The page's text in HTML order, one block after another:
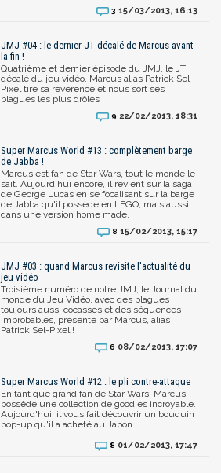
3 15/03/2013, 16:13
JMJ #04 : le dernier JT décalé de Marcus avant
la fin !
Quatrième et dernier épisode du JMJ, le JT
décalé du jeu vidéo. Marcus alias Patrick Sel-
Pixel tire sa révérence et nous sort ses
blagues les plus drôles !
9 22/02/2013, 18:31
Super Marcus World #13 : complètement barge
de Jabba !
Marcus est fan de Star Wars, tout le monde le
sait. Aujourd'hui encore, il revient sur la saga
de George Lucas en se focalisant sur la barge
de Jabba qu'il possède en LEGO, mais aussi
dans une version home made.
8 15/02/2013, 15:17
JMJ #03 : quand Marcus revisite l'actualité du
jeu vidéo
Troisième numéro de notre JMJ, le Journal du
monde du Jeu Vidéo, avec des blagues
toujours aussi cocasses et des séquences
improbables, présenté par Marcus, alias
Patrick Sel-Pixel !
6 08/02/2013, 17:07
Super Marcus World #12 : le pli contre-attaque
En tant que grand fan de Star Wars, Marcus
possède une collection de goodies incroyable.
Aujourd'hui, il vous fait découvrir un bouquin
pop-up qu'il a acheté au Japon.
8 01/02/2013, 17:47